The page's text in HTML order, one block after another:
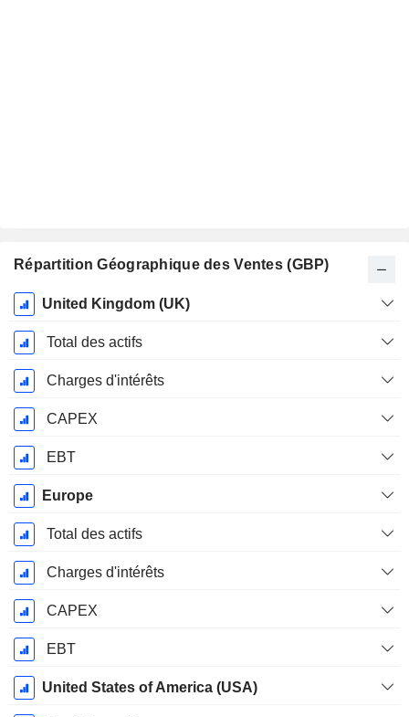
Répartition Géographique des Ventes (GBP)
Période
Fiscale:
Décembre
United Kingdom (UK)
Total des actifs
Charges d'intérêts
CAPEX
EBT
Europe
Total des actifs
Charges d'intérêts
CAPEX
EBT
United States of America (USA)